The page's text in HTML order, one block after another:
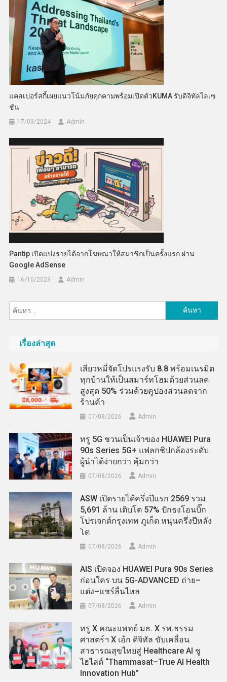
แคสเปอร์สกี้เผยแนวโน้มภัยคุกคามพร้อมเปิดตัวKUMA รับดิจิทัลไลเซ
ชัน
17/03/2024 Admin
Pantip เปิดแบ่งรายได้จากโฆษณาให้สมาชิกเป็นครั้งแรก ผ่าน
Google AdSense
16/10/2023 Admin
สำหรับ:
เรื่องล่าสุด
เสียวหมี่จัดโปรแรงรับ 8.8 พร้อมเนรมิต
ทุกบ้านให้เป็นสมาร์ทโฮมด้วยส่วนลด
สูงสุด 50% ร่วมด้วยคูปองส่วนลดจาก
ร้านค้า
07/08/2026 Admin
ทรู 5G ชวนเป็นเจ้าของ HUAWEI Pura
90s Series 5G+ แฟลกชิปกล้องระดับ
ผู้นำได้ง่ายกว่า คุ้มกว่า
07/08/2026 Admin
ASW เปิดรายได้ครึ่งปีแรก 2569 รวม
5,691 ล้าน เติบโต 57% ปักธงโอนบิ๊ก
โปรเจกต์กรุงเทพ ภูเก็ต หนุนครึ่งปีหลัง
โต
07/08/2026 Admin
AIS เปิดจอง HUAWEI Pura 90s Series
ก่อนใคร บน 5G-ADVANCED ถ่าย–
แต่ง–แชร์ลื่นไหล
07/08/2026 Admin
ทรู X คณะแพทย์ มธ. X รพ.ธรรม
ศาสตร์ฯ X เอ้ก ดิจิทัล ขับเคลื่อน
สาธารณสุขไทยสู่ Healthcare AI ชู
ไฮไลต์ “Thammasat–True AI Health
Innovation Hub”